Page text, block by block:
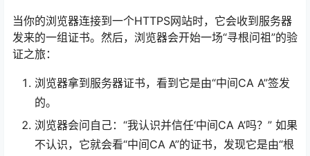
当你的浏览器连接到一个HTTPS网站时，它会收到服务器
发来的一组证书。然后，浏览器会开始一场“寻根问祖”的验
证之旅：
浏览器拿到服务器证书，看到它是由“中间CA A”签发
的。
浏览器会问自己：“我认识并信任‘中间CA A’吗？” 如果
不认识，它就会看“中间CA A”的证书，发现它是由“根